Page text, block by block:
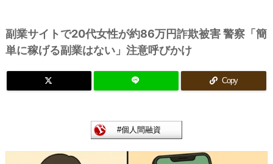
副業サイトで20代女性が約86万円詐欺被害 警察「簡
単に稼げる副業はない」注意呼びかけ
Copy